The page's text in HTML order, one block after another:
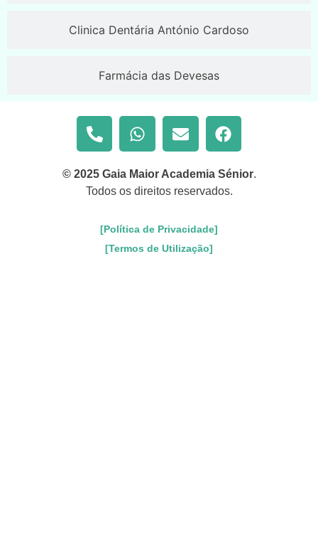
Clinica Dentária António Cardoso
Farmácia das Devesas
© 2025 Gaia Maior Academia Sénior.
Todos os direitos reservados.
[Política de Privacidade]
[Termos de Utilização]